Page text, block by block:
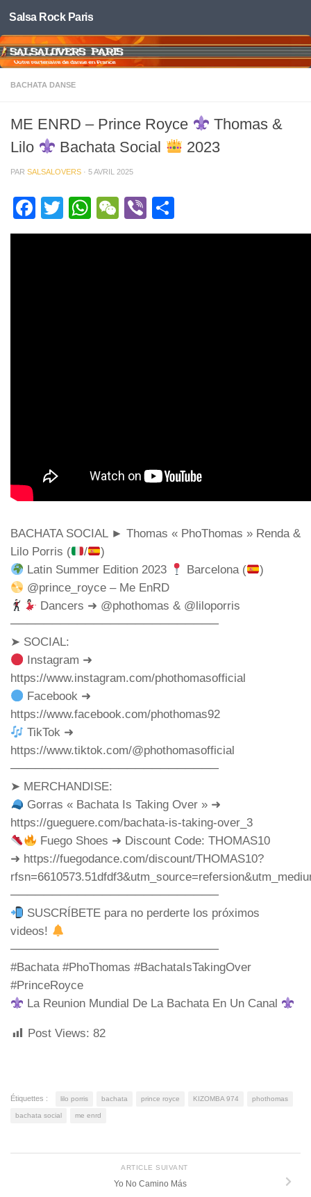
Skip to content
Salsa Rock Paris
BACHATA DANSE
ME ENRD – Prince Royce
Thomas &
Lilo
Bachata Social 2023
PAR SALSALOVERS · 5 AVRIL 2025
Facebook
TwitterWhatsApp
WeChat
Viber
BACHATA SOCIAL ► Thomas « PhoThomas » Renda &
Lilo Porris (
/
)
Latin Summer Edition 2023
Barcelona (
)
@prince_royce – Me EnRD
Dancers ➜ @phothomas & @liloporris
─────────────────────────
➤ SOCIAL:
Instagram ➜
https://www.instagram.com/phothomasofficial
Facebook ➜
https://www.facebook.com/phothomas92
TikTok ➜
https://www.tiktok.com/@phothomasofficial
─────────────────────────
➤ MERCHANDISE:
Gorras « Bachata Is Taking Over » ➜
https://gueguere.com/bachata-is-taking-over_3
Fuego Shoes ➜ Discount Code: THOMAS10
➜ https://fuegodance.com/discount/THOMAS10?
─────────────────────────
SUSCRÍBETE para no perderte los próximos
videos!
─────────────────────────
#Bachata #PhoThomas #BachataIsTakingOver
#PrinceRoyce
La Reunion Mundial De La Bachata En Un Canal
Post Views: 82
Étiquettes : lilo porris bachata prince royce KIZOMBA 974 phothomas
bachata social me enrd
ARTICLE SUIVANT
Yo No Camino Más